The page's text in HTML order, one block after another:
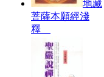
地藏
菩薩本願經淺
釋